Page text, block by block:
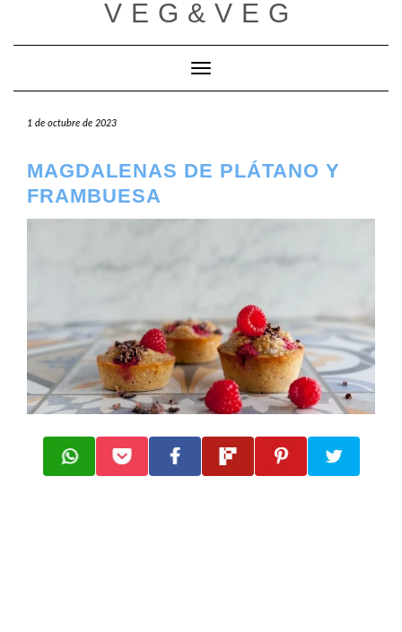
contenido
VEG&VEG
Cambiar modo de navegación
1 de octubre de 2023
MAGDALENAS DE PLÁTANO Y
FRAMBUESA